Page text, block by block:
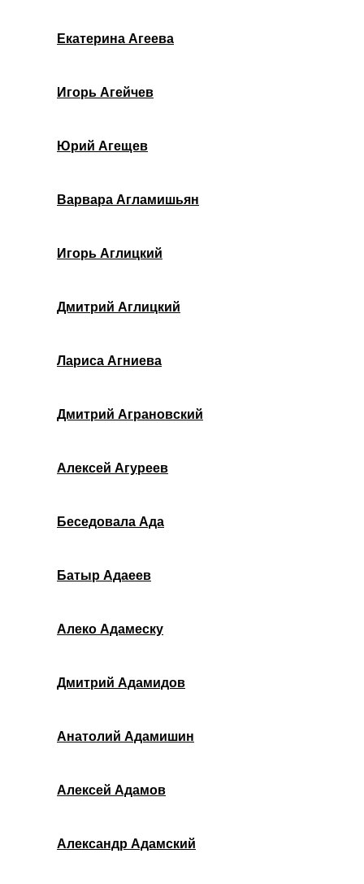
Екатерина Агеева
Игорь Агейчев
Юрий Агещев
Варвара Агламишьян
Игорь Аглицкий
Дмитрий Аглицкий
Лариса Агниева
Дмитрий Аграновский
Алексей Агуреев
Беседовала Ада
Батыр Адаеев
Алеко Адамеску
Дмитрий Адамидов
Анатолий Адамишин
Алексей Адамов
Александр Адамский